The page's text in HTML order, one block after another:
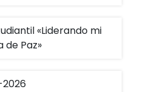
«Liderando mi
de Paz»